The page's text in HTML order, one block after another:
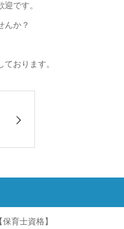
です。
んか？
おります。
育士資格】